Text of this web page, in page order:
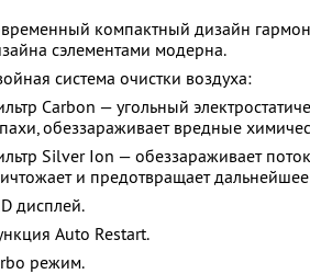
компактный дизайн
сэлементами модерна.
система очистки воздуха:
Carbon — угольный
обеззараживает вредные
Silver Ion — обеззараживает
и предотвращает
дисплей.
Autо Restart.
режим.